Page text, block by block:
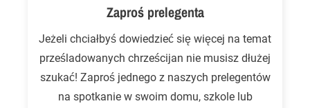
Zaproś prelegenta
Jeżeli chciałbyś dowiedzieć się więcej na temat
prześladowanych chrześcijan nie musisz dłużej
szukać! Zaproś jednego z naszych prelegentów
na spotkanie w swoim domu, szkole lub